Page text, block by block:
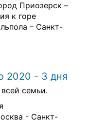
Приозерск –
к горе
– Санкт-
2020 - 3 дня
семьи.
- Санкт-